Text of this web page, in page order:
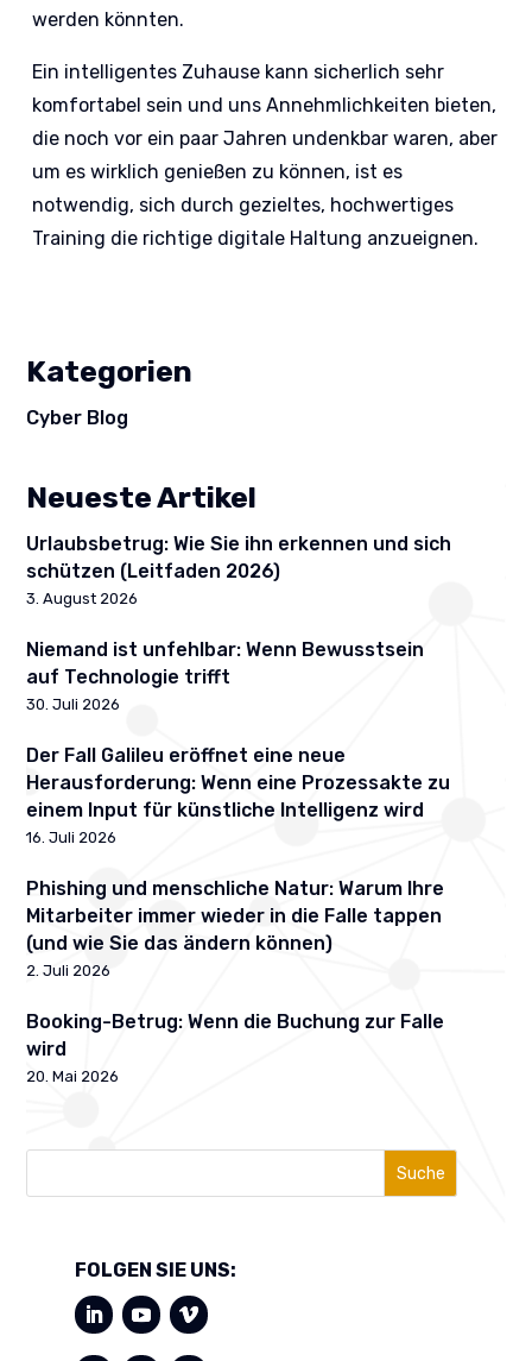
Kategorien
Cyber Blog
Neueste Artikel
Urlaubsbetrug: Wie Sie ihn erkennen und sich
schützen (Leitfaden 2026)
3. August 2026
Niemand ist unfehlbar: Wenn Bewusstsein
auf Technologie trifft
30. Juli 2026
Der Fall Galileu eröffnet eine neue
Herausforderung: Wenn eine Prozessakte zu
einem Input für künstliche Intelligenz wird
16. Juli 2026
Phishing und menschliche Natur: Warum Ihre
Mitarbeiter immer wieder in die Falle tappen
(und wie Sie das ändern können)
2. Juli 2026
Booking-Betrug: Wenn die Buchung zur Falle
wird
20. Mai 2026
Suche
FOLGEN SIE UNS:
werden könnten.
Ein intelligentes Zuhause kann sicherlich sehr
komfortabel sein und uns Annehmlichkeiten bieten,
die noch vor ein paar Jahren undenkbar waren, aber
um es wirklich genießen zu können, ist es
notwendig, sich durch gezieltes, hochwertiges
Training die richtige digitale Haltung anzueignen.